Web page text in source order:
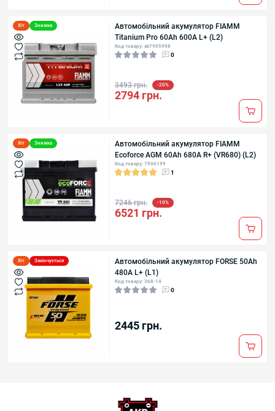
Хіт Знижка
Автомобільний акумулятор FIAMM
Titanium Pro 60Аh 600А L+ (L2)
Код товару: ak7905998
0
3493 грн. -20%
2794 грн.
Хіт Знижка
Автомобільний акумулятор FIAMM
Ecoforce AGM 60Аh 680А R+ (VR680) (L2)
Код товару: 7906199
1
7246 грн. -10%
6521 грн.
Хіт Закінчується
Автомобільний акумулятор FORSE 50Аh
480А L+ (L1)
Код товару: 368-14
0
2445 грн.